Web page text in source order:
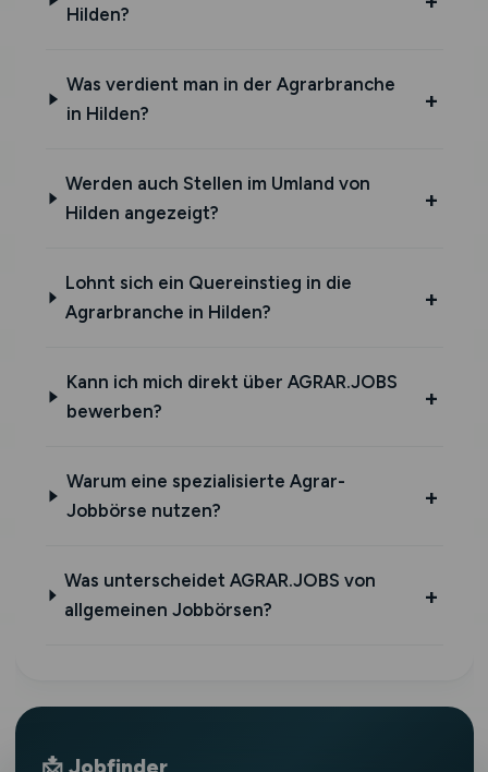
Hilden?
Was verdient man in der Agrarbranche
in Hilden?
Werden auch Stellen im Umland von
Hilden angezeigt?
Lohnt sich ein Quereinstieg in die
Agrarbranche in Hilden?
Kann ich mich direkt über AGRAR.JOBS
bewerben?
Warum eine spezialisierte Agrar-
Jobbörse nutzen?
Was unterscheidet AGRAR.JOBS von
allgemeinen Jobbörsen?
📩 Jobfinder